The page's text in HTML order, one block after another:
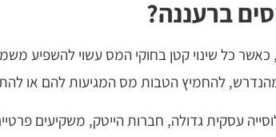
ברעננה?
כל שינוי קטן בחוקי המס עשוי להשפיע
להחמיץ הטבות מס המגיעות להם או
עסקית גדולה, חברות הייטק, משקיעים